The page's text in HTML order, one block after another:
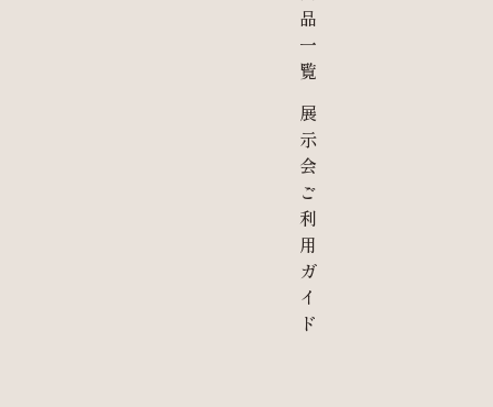
品
一
覧
展
示
会
ご
利
用
ガ
イ
ド